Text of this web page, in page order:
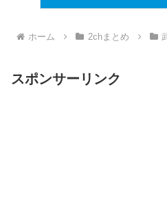
ホーム 2chまとめ
スポンサーリンク